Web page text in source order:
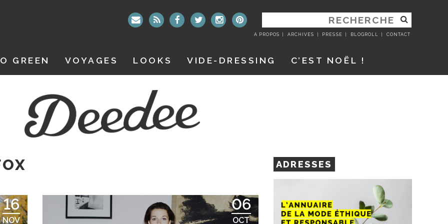
RECHERCHER
:
A PROPOS ARCHIVES PRESSE BLOGROLL CONTACT
GREEN VOYAGES LOOKS VIDE-DRESSING C’EST NOËL !
16
NOV
06
OCT
ADRESSES